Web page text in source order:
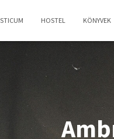
HOSTEL KÖNYVEK